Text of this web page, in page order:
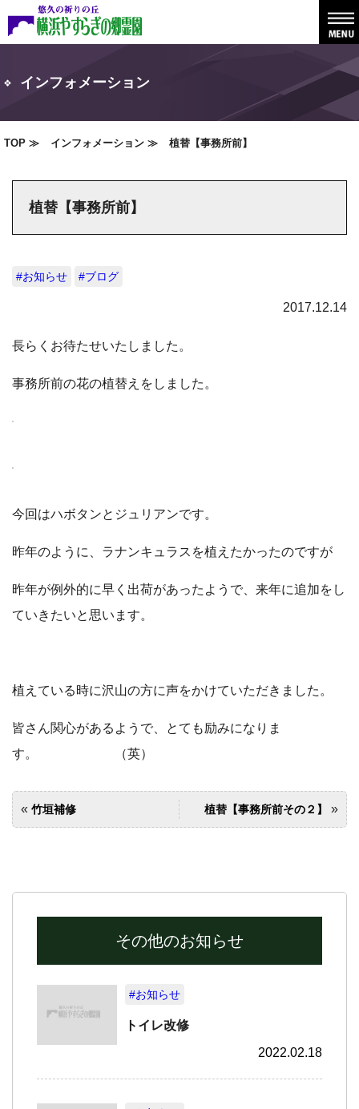
インフォメーション
TOP インフォメーション 植替【事務所前】
植替【事務所前】
#お知らせ #ブログ
2017.12.14
長らくお待たせいたしました。
事務所前の花の植替えをしました。
今回はハボタンとジュリアンです。
昨年のように、ラナンキュラスを植えたかったのですが
昨年が例外的に早く出荷があったようで、来年に追加をし
ていきたいと思います。
植えている時に沢山の方に声をかけていただきました。
皆さん関心があるようで、とても励みになりま
す。 （英）
« 竹垣補修 植替【事務所前その２】 »
その他のお知らせ
#お知らせ
トイレ改修
2022.02.18